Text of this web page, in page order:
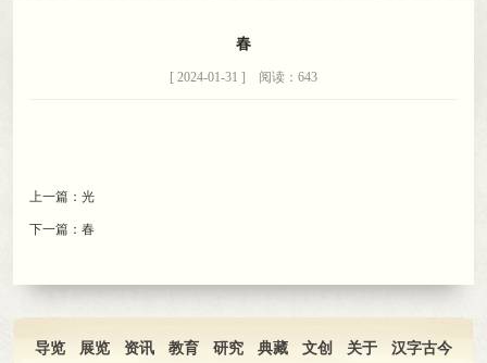
春
[ 2024-01-31 ] 阅读：643
上一篇： 光
下一篇： 春
导览 展览 资讯 教育 研究 典藏 文创 关于 汉字古今